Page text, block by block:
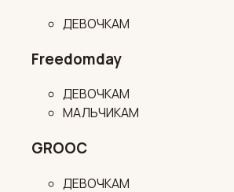
ДЕВОЧКАМ
Freedomday
ДЕВОЧКАМ
МАЛЬЧИКАМ
GROOC
ДЕВОЧКАМ